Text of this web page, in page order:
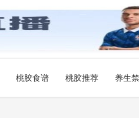
桃胶食谱 桃胶推荐 养生